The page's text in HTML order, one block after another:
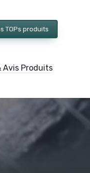
TOPs produits
Avis Produits